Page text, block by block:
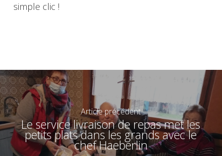
simple clic !
Article précédent
Le service livraison de repas met les
petits plats dans les grands avec le
chef Haeberlin